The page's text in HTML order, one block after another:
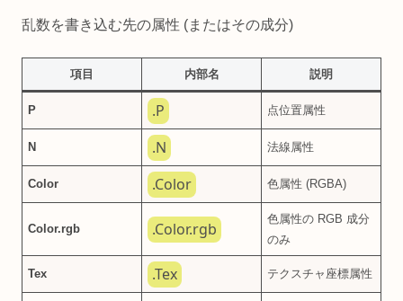
乱数を書き込む先の属性 (またはその成分)
項目 内部名 説明
P .P 点位置属性
N .N 法線属性
Color .Color 色属性 (RGBA)
Color.rgb .Color.rgb
色属性の RGB 成分
のみ
Tex .Tex テクスチャ座標属性